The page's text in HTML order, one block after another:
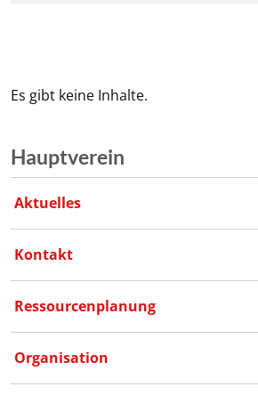
Es gibt keine Inhalte.
Hauptverein
Aktuelles
Kontakt
Ressourcenplanung
Organisation